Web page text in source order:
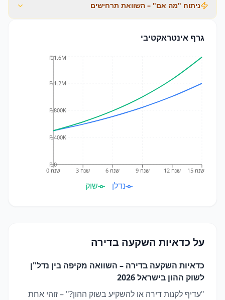
ניתוח "מה אם" – השוואת תרחישים
גרף אינטראקטיבי
שנה 0 שנה 3 שנה 6 שנה 9 שנה 12 שנה 15
₪0
₪400K
₪800K
₪1.2M
₪1.6M
נדלן שוק
על כדאיות השקעה בדירה
כדאיות השקעה בדירה – השוואה מקיפה בין נדל"ן
לשוק ההון בישראל 2026
"עדיף לקנות דירה או להשקיע בשוק ההון?" – זוהי אחת